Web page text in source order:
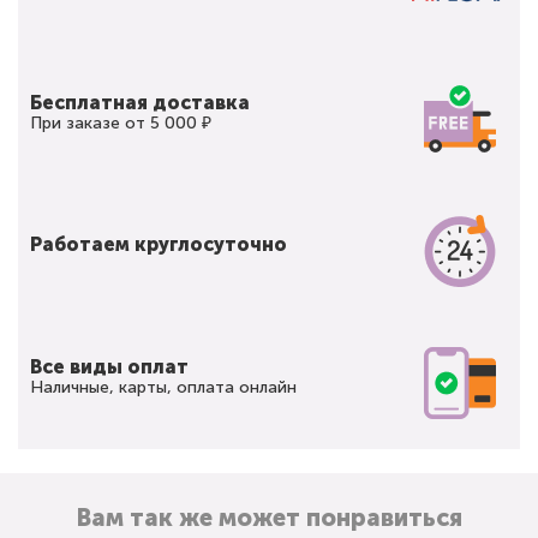
Бесплатная доставка
При заказе от 5 000 ₽
Работаем круглосуточно
Все виды оплат
Наличные, карты, оплата онлайн
Вам так же может понравиться